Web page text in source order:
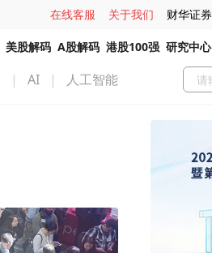
在线客服 关于我们 财华证券
美股解码 A股解码 港股100强 研究中心
| AI | 人工智能